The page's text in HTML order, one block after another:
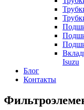
Isuzu
Блог
Контакты